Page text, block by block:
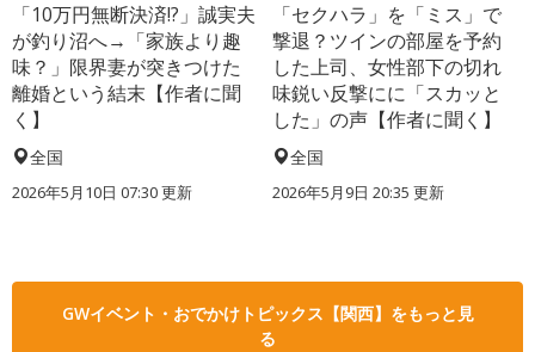
「10万円無断決済!?」誠実夫
が釣り沼へ→「家族より趣
味？」限界妻が突きつけた
離婚という結末【作者に聞
く】
全国
2026年5月10日 07:30 更新
「セクハラ」を「ミス」で
撃退？ツインの部屋を予約
した上司、女性部下の切れ
味鋭い反撃にに「スカッと
した」の声【作者に聞く】
全国
2026年5月9日 20:35 更新
GWイベント・おでかけトピックス【関西】をもっと見
る